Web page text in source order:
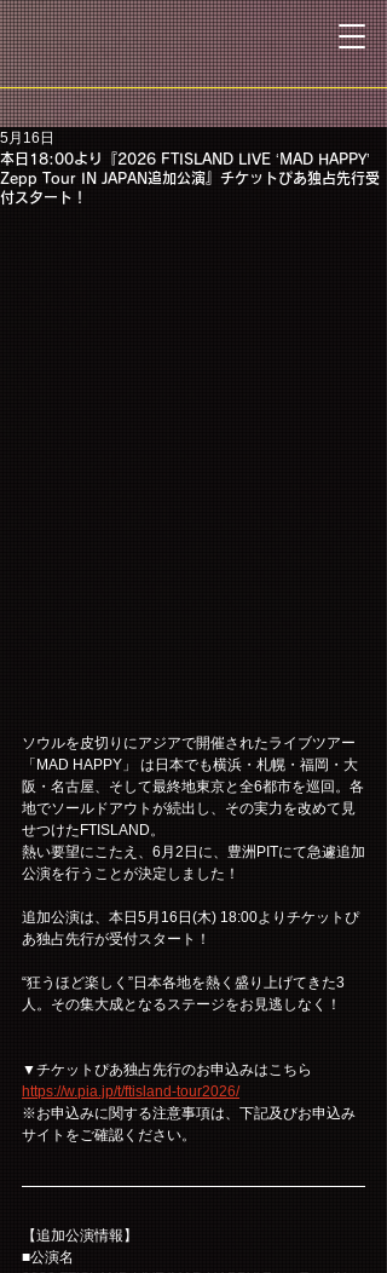
本日18:00より『2026 FTISLAND LIVE ‘MAD HAPPY’
Zepp Tour IN JAPAN追加公演』チケットぴあ独占先行受
付スタート！
5月16日
ソウルを皮切りにアジアで開催されたライブツアー
「MAD HAPPY」 は日本でも横浜・札幌・福岡・大
阪・名古屋、そして最終地東京と全6都市を巡回。各
地でソールドアウトが続出し、その実力を改めて見
せつけたFTISLAND。
熱い要望にこたえ、6月2日に、豊洲PITにて急遽追加
公演を行うことが決定しました！
追加公演は、本日5月16日(木) 18:00よりチケットぴ
あ独占先行が受付スタート！
“狂うほど楽しく”日本各地を熱く盛り上げてきた3
人。その集大成となるステージをお見逃しなく！
▼チケットぴあ独占先行のお申込みはこちら
https://w.pia.jp/t/ftisland-tour2026/
※お申込みに関する注意事項は、下記及びお申込み
サイトをご確認ください。
【追加公演情報】
■公演名